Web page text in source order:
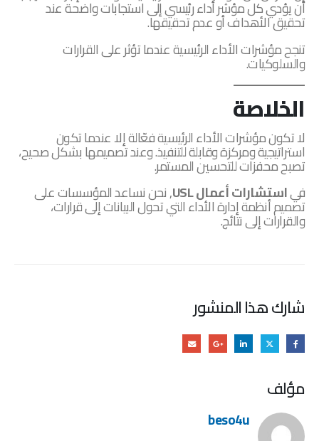
أن يؤدي كل مؤشر أداء رئيسي إلى استجابات واضحة عند
تحقيق الأهداف أو عدم تحقيقها.
تنجح مؤشرات الأداء الرئيسية عندما تؤثر على القرارات
والسلوكيات.
الخلاصة
لا تكون مؤشرات الأداء الرئيسية فعّالة إلا عندما تكون
استراتيجية ومركزة وقابلة للتنفيذ. وعند تصميمها بشكل صحيح،
تصبح محفزات للتحسين المستمر.
فياستشارات أعمال USL , نحن نساعد المؤسسات على
تصميم أنظمة إدارة الأداء التي تحول البيانات إلى قرارات،
والقرارات إلى نتائج.
شارك هذا المنشور
مؤلف
beso4u